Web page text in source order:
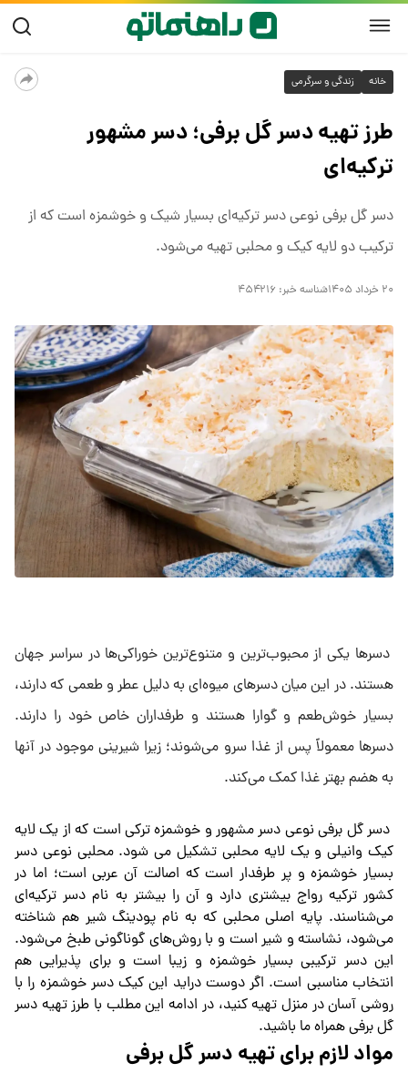
خانه زندگی و سرگرمی
طرز تهیه دسر گل برفی؛ دسر مشهور
ترکیه‌ای
دسر گل برفی نوعی دسر ترکیه‌ای بسیار شیک و خوشمزه است که از
ترکیب دو لایه کیک و محلبی تهیه می‌شود.
۲۰ خرداد ۱۴۰۵ شناسه خبر: ۴۵۴۲۱۶
دسرها یکی از محبوب‌ترین و متنوع‌ترین خوراکی‌ها در سراسر جهان
هستند. در این میان دسرهای میوه‌ای به دلیل عطر و طعمی که دارند،
بسیار خوش‌طعم و گوارا هستند و طرفداران خاص خود را دارند.
دسرها معمولاً پس از غذا سرو می‌شوند؛ زیرا شیرینی موجود در آنها
به هضم بهتر غذا کمک می‌کند.
دسر گل برفی نوعی دسر مشهور و خوشمزه ترکی است که از یک لایه
کیک وانیلی و یک لایه محلبی تشکیل می شود. محلبی نوعی دسر
بسیار خوشمزه و پر طرفدار است که اصالت آن عربی است؛ اما در
کشور ترکیه رواج بیشتری دارد و آن را بیشتر به نام دسر ترکیه‌ای
می‌شناسند. پایه اصلی محلبی که به نام پودینگ شیر هم شناخته
می‌شود، نشاسته و شیر است و با روش‌های گوناگونی طبخ می‌شود.
این دسر ترکیبی بسیار خوشمزه و زیبا است و برای پذیرایی هم
انتخاب مناسبی است. اگر دوست دراید این کیک دسر خوشمزه را با
روشی آسان در منزل تهیه کنید، در ادامه این مطلب با طرز تهیه دسر
گل برفی همراه ما باشید.
مواد لازم برای تهیه دسر گل برفی